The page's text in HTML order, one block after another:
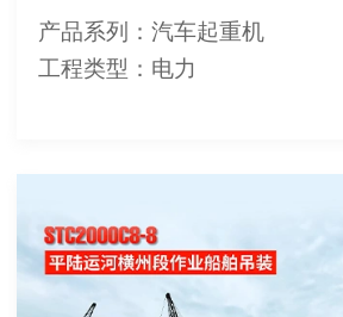
产品系列：汽车起重机
工程类型：电力